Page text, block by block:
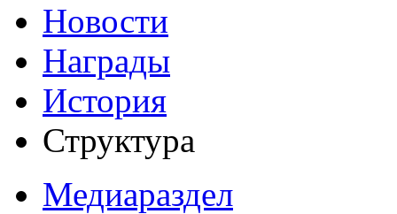
Новости
Награды
История
Структура
Медиараздел